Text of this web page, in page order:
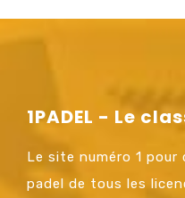
1PADEL - Le
Le site numéro 1
padel de tous les